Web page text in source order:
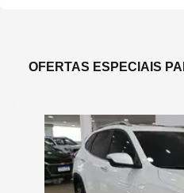
OFERTAS ESPECIAIS